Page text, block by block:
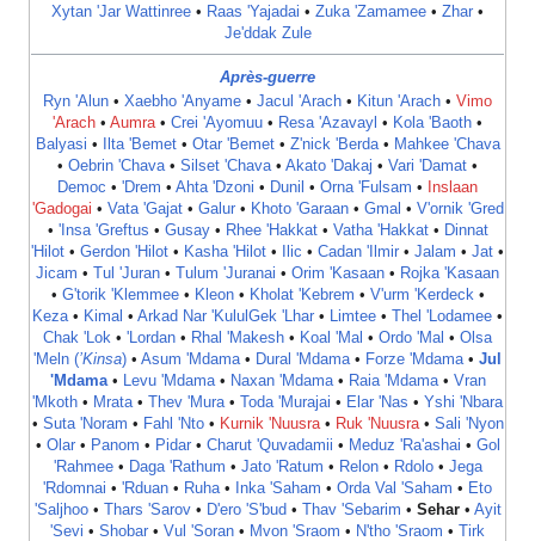
Xytan 'Jar Wattinree • Raas 'Yajadai • Zuka 'Zamamee • Zhar •
Je'ddak Zule
Après-guerre
Ryn 'Alun • Xaebho 'Anyame • Jacul 'Arach • Kitun 'Arach • Vimo
'Arach • Aumra • Crei 'Ayomuu • Resa 'Azavayl • Kola 'Baoth •
Balyasi • Ilta 'Bemet• Otar 'Bemet• Z'nick 'Berda• Mahkee 'Chava
• Oebrin 'Chava • Silset 'Chava • Akato 'Dakaj • Vari 'Damat‎ •
Democ • 'Drem • Ahta 'Dzoni ‎ • Dunil • Orna 'Fulsam •
Inslaan
'Gadogai • Vata 'Gajat• Galur• Khoto 'Garaan• Gmal • V'ornik 'Gred
• 'Insa 'Greftus • Gusay• Rhee 'Hakkat• Vatha 'Hakkat‎• Dinnat
'Hilot • Gerdon 'Hilot • Kasha 'Hilot • Ilic • Cadan 'Ilmir • Jalam • Jat •
Jicam • Tul 'Juran • Tulum 'Juranai • Orim 'Kasaan • Rojka 'Kasaan
• G'torik 'Klemmee• Kleon• Kholat 'Kebrem • V'urm 'Kerdeck •
Keza • Kimal • Arkad Nar 'Kulul Gek 'Lhar • Limtee • Thel 'Lodamee •
Chak 'Lok • 'Lordan • Rhal 'Makesh • Koal 'Mal • Ordo 'Mal ‎ • Olsa
'Meln (’Kinsa) • Asum 'Mdama • Dural 'Mdama • Forze 'Mdama • Jul
'Mdama• Levu 'Mdama• Naxan 'Mdama• Raia 'Mdama• Vran
'Mkoth • Mrata • Thev 'Mura • Toda 'Murajai • Elar 'Nas • Yshi 'Nbara
• Suta 'Noram • Fahl 'Nto• Kurnik 'Nuusra• Ruk 'Nuusra• Sali 'Nyon
• Olar• Panom • Pidar• Charut 'Quvadamii • Meduz 'Ra'ashai • Gol
'Rahmee• Daga 'Rathum • Jato 'Ratum • Relon• Rdolo• Jega
'Rdomnai • 'Rduan • Ruha • Inka 'Saham • Orda Val 'Saham • Eto
'Saljhoo• Thars 'Sarov• D'ero 'S'bud • Thav 'Sebarim • Sehar• Ayit
'Sevi • Shobar • Vul 'Soran • Mvon 'Sraom • N'tho 'Sraom • Tirk